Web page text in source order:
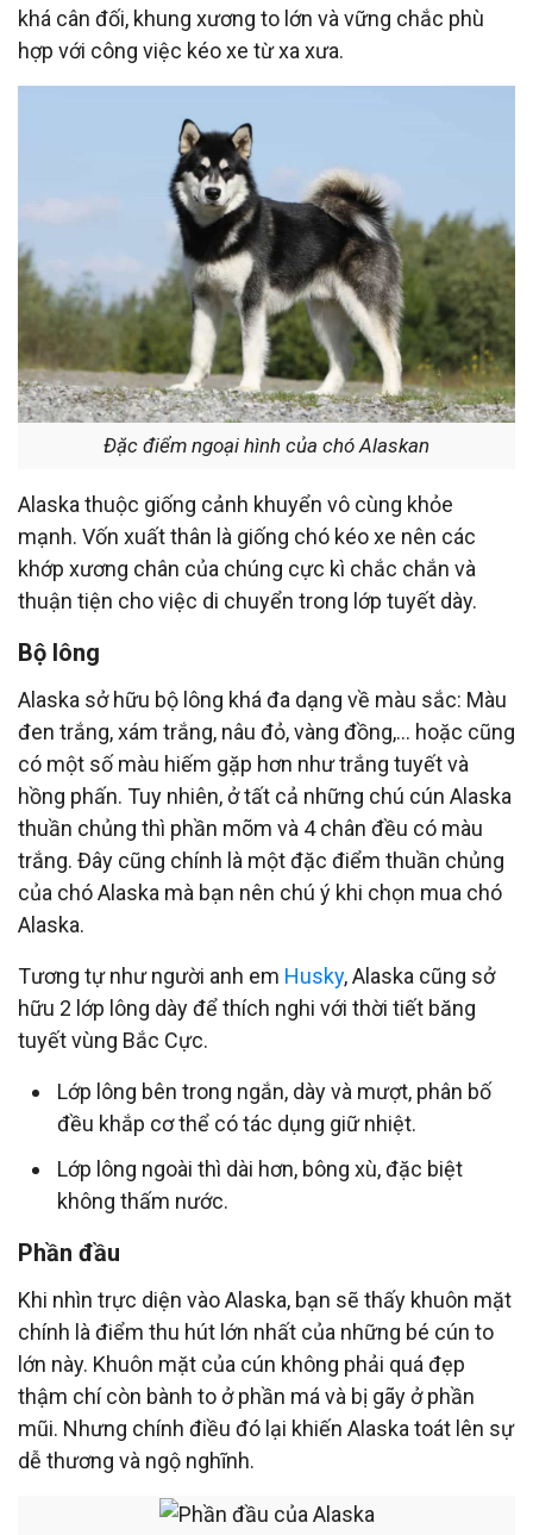
khá cân đối, khung xương to lớn và vững chắc phù
hợp với công việc kéo xe từ xa xưa.
Đặc điểm ngoại hình của chó Alaskan
Alaska thuộc giống cảnh khuyển vô cùng khỏe
mạnh. Vốn xuất thân là giống chó kéo xe nên các
khớp xương chân của chúng cực kì chắc chắn và
thuận tiện cho việc di chuyển trong lớp tuyết dày.
Bộ lông
Alaska sở hữu bộ lông khá đa dạng về màu sắc: Màu
đen trắng, xám trắng, nâu đỏ, vàng đồng,… hoặc cũng
có một số màu hiếm gặp hơn như trắng tuyết và
hồng phấn. Tuy nhiên, ở tất cả những chú cún Alaska
thuần chủng thì phần mõm và 4 chân đều có màu
trắng. Đây cũng chính là một đặc điểm thuần chủng
của chó Alaska mà bạn nên chú ý khi chọn mua chó
Alaska.
Tương tự như người anh em Husky, Alaska cũng sở
hữu 2 lớp lông dày để thích nghi với thời tiết băng
tuyết vùng Bắc Cực.
Lớp lông bên trong ngắn, dày và mượt, phân bố
đều khắp cơ thể có tác dụng giữ nhiệt.
Lớp lông ngoài thì dài hơn, bông xù, đặc biệt
không thấm nước.
Phần đầu
Khi nhìn trực diện vào Alaska, bạn sẽ thấy khuôn mặt
chính là điểm thu hút lớn nhất của những bé cún to
lớn này. Khuôn mặt của cún không phải quá đẹp
thậm chí còn bành to ở phần má và bị gãy ở phần
mũi. Nhưng chính điều đó lại khiến Alaska toát lên sự
dễ thương và ngộ nghĩnh.